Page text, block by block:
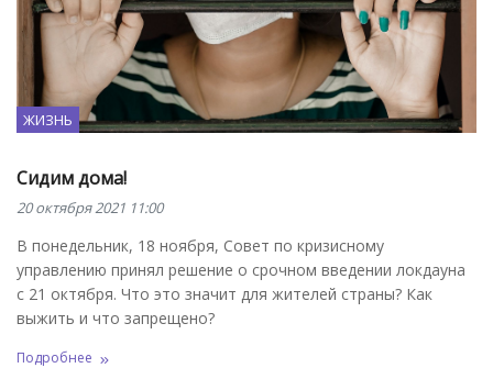
ЖИЗНЬ
Сидим дома!
20 октября 2021 11:00
В понедельник, 18 ноября, Совет по кризисному
управлению принял решение о срочном введении локдауна
с 21 октября. Что это значит для жителей страны? Как
выжить и что запрещено?
Подробнее